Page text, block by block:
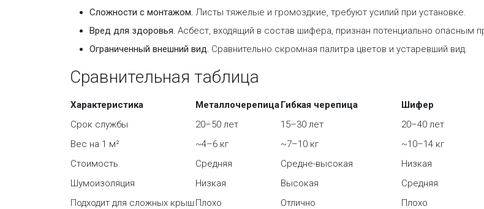
Сложности с монтажом. Листы тяжелые и громоздкие, требуют усилий при установке.
Вред для здоровья. Асбест, входящий в состав шифера, признан потенциально опасным
Ограниченный внешний вид. Сравнительно скромная палитра цветов и устаревший вид.
Сравнительная таблица
Характеристика МеталлочерепицаГибкая черепица
Шифер
Срок службы
20–50 лет 15–30 лет
20–40 лет
Вес на 1 м²
~4–6 кг ~7–10 кг
~10–14 кг
Стоимость
Средняя Средне-высокая
Низкая
Шумоизоляция
Низкая Высокая
Средняя
Подходит для сложных крыш Плохо Отлично
Плохо